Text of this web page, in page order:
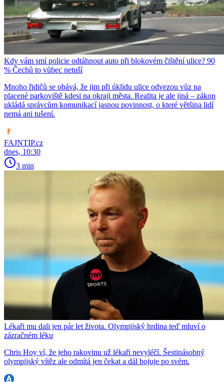
Kdy vám smí policie odtáhnout auto při blokovém čištění ulice? 90
% Čechů to vůbec netuší
Mnoho řidičů se obává, že jim při úklidu ulice odvezou vůz na
placené parkoviště kdesi na okraji města. Realita je ale jiná – zákon
ukládá správcům komunikací jasnou povinnost, o které většina lidí
nemá ani tušení.
FAJNTIP.cz
dnes, 10:30
3 min
Lékaři mu dali jen pár let života. Olympijský hrdina teď mluví o
zázračném léku
Chris Hoy ví, že jeho rakovinu už lékaři nevyléčí. Šestinásobný
olympijský vítěz ale odmítá jen čekat a dál bojuje po svém.